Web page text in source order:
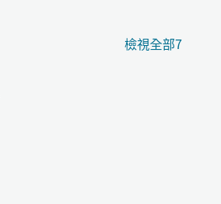
檢視全部7